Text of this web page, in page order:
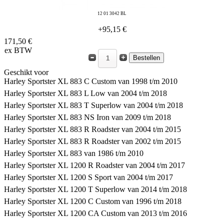
12 01 3042 BL
+95,15 €
171,50 €
ex BTW
Geschikt voor
Harley Sportster XL 883 C Custom van 1998 t/m 2010
Harley Sportster XL 883 L Low van 2004 t/m 2018
Harley Sportster XL 883 T Superlow van 2004 t/m 2018
Harley Sportster XL 883 NS Iron van 2009 t/m 2018
Harley Sportster XL 883 R Roadster van 2004 t/m 2015
Harley Sportster XL 883 R Roadster van 2002 t/m 2015
Harley Sportster XL 883 van 1986 t/m 2010
Harley Sportster XL 1200 R Roadster van 2004 t/m 2017
Harley Sportster XL 1200 S Sport van 2004 t/m 2017
Harley Sportster XL 1200 T Superlow van 2014 t/m 2018
Harley Sportster XL 1200 C Custom van 1996 t/m 2018
Harley Sportster XL 1200 CA Custom van 2013 t/m 2016